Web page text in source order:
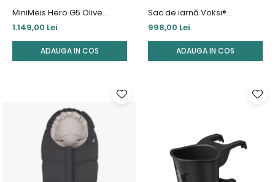
MiniMeis Hero G5 Olive
Premium
1.149,00 Lei
ADAUGA IN COS
Sac de iarnă Voksi®
Adventure – Black
998,00 Lei
ADAUGA IN COS